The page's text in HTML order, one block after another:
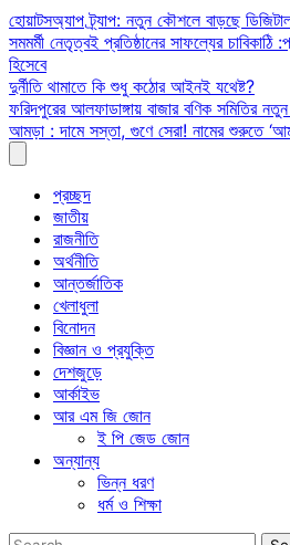
Skip
to
content
হোয়াটসঅ্যাপ ট্র্যাপ: নতুন কৌশলে বাড়ছে
সমমর্মী নেতৃত্বই প্রতিষ্ঠানের সাফল্যের চাবিকাঠি
হিসেবে
দুর্নীতি থামাতে কি শুধু কঠোর আইনই যথেষ্ট?
ফরিদপুরের আলফাডাঙ্গায় বাজার বণিক সমিতির
আমড়া : দামে সস্তা, গুণে সেরা! নামের শুরুতে
প্রচ্ছদ
জাতীয়
রাজনীতি
অর্থনীতি
আন্তর্জাতিক
খেলাধুলা
বিনোদন
বিজ্ঞান ও প্রযুক্তি
দেশজুড়ে
আর্কাইভ
আর এম জি জোন
ই পি জেড জোন
অন্যান্য
ভিন্ন ধরণ
ধর্ম ও শিক্ষা